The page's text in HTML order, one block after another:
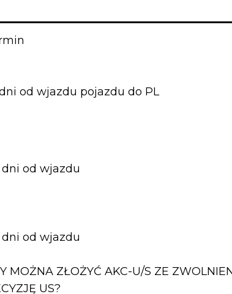
od wjazdu pojazdu do PL
od wjazdu
od wjazdu
MOŻNA ZŁOŻYĆ AKC-U/S ZE
US?